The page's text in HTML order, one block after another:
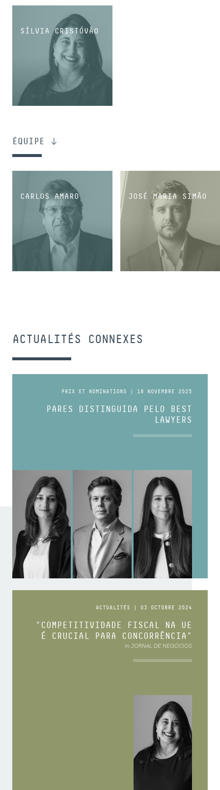
SÍLVIA CRISTÓVÃO
COORDINATRICE
ÉQUIPE
CARLOS AMARO
ASSOCIÉ
JOSÉ MARIA SIMÃO
COLLABORATEUR SÉNIOR
ACTUALITÉS CONNEXES
PRIX ET NOMINATIONS | 18 NOVEMBRE 2025
PARES DISTINGUIDA PELO BEST
LAWYERS
ACTUALITÉS | 03 OCTOBRE 2024
"COMPETITIVIDADE FISCAL NA UE
É CRUCIAL PARA CONCORRÊNCIA"
in JORNAL DE NEGÓCIOS